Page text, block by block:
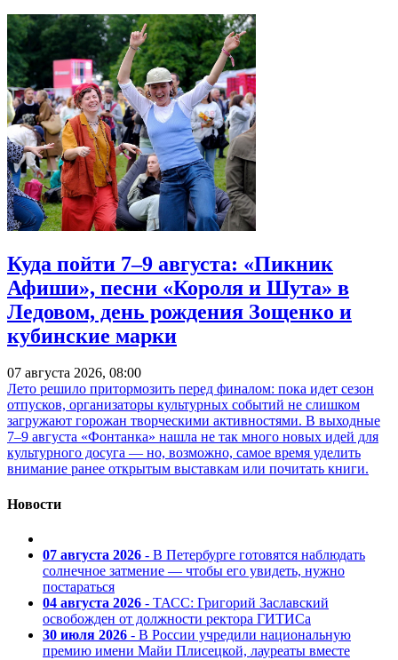
Куда пойти 7–9 августа: «Пикник
Афиши», песни «Короля и Шута» в
Ледовом, день рождения Зощенко и
кубинские марки
07 августа 2026, 08:00
Лето решило притормозить перед финалом: пока идет сезон
отпусков, организаторы культурных событий не слишком
загружают горожан творческими активностями. В выходные
7–9 августа «Фонтанка» нашла не так много новых идей для
культурного досуга — но, возможно, самое время уделить
внимание ранее открытым выставкам или почитать книги.
Новости
07 августа 2026 - В Петербурге готовятся наблюдать
солнечное затмение — чтобы его увидеть, нужно
постараться
04 августа 2026 - ТАСС: Григорий Заславский
освобожден от должности ректора ГИТИСа
30 июля 2026 - В России учредили национальную
премию имени Майи Плисецкой, лауреаты вместе